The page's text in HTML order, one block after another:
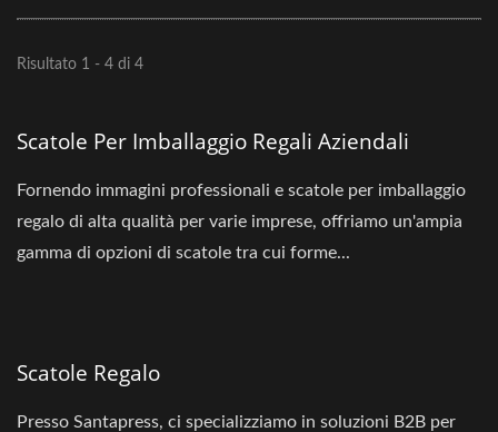
Risultato 1 - 4 di 4
Scatole Per Imballaggio Regali Aziendali
Fornendo immagini professionali e scatole per imballaggio
regalo di alta qualità per varie imprese, offriamo un'ampia
gamma di opzioni di scatole tra cui forme...
Scatole Regalo
Presso Santapress, ci specializziamo in soluzioni B2B per